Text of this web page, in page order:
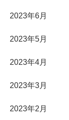
2023年6月
2023年5月
2023年4月
2023年3月
2023年2月